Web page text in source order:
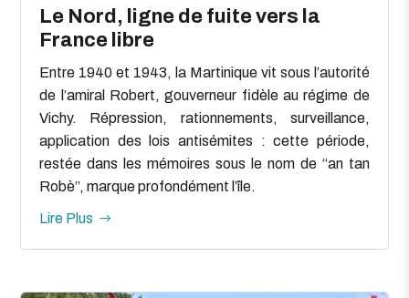
Le Nord, ligne de fuite vers la
France libre
Entre 1940 et 1943, la Martinique vit sous l’autorité
de l’amiral Robert, gouverneur fidèle au régime de
Vichy. Répression, rationnements, surveillance,
application des lois antisémites : cette période,
restée dans les mémoires sous le nom de “an tan
Robè”, marque profondément l’île.
Lire Plus